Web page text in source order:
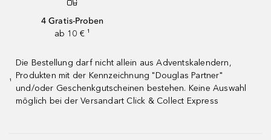
4 Gratis-Proben
ab 10 € ¹
¹
Die Bestellung darf nicht allein aus Adventskalendern,
Produkten mit der Kennzeichnung "Douglas Partner"
und/oder Geschenkgutscheinen bestehen. Keine Auswahl
möglich bei der Versandart Click & Collect Express